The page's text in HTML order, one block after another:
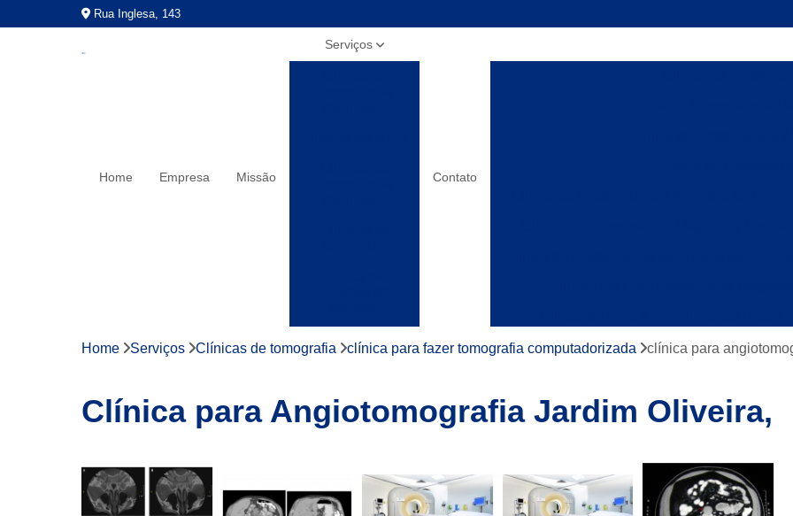
Rua Inglesa, 143
Home Empresa Missão
Serviços
populares
imagem
Exames de
Exames de
ressonância
magnética
Contato
Laboratórios de Raio X
Clínica de
Clínica de
Clínica de Ressonância Magnética em Sp
Ressonância Magnética
Home Serviços Clínicas de tomografia clínica para fazer tomografia computadorizada clínica para
Clínica para Angiotomografia Jardim Oliveira,